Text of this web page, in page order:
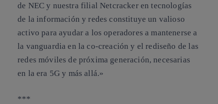
de NEC y nuestra filial Netcracker en tecnologías
de la información y redes constituye un valioso
activo para ayudar a los operadores a mantenerse a
la vanguardia en la co-creación y el rediseño de las
redes móviles de próxima generación, necesarias
en la era 5G y más allá.»
***